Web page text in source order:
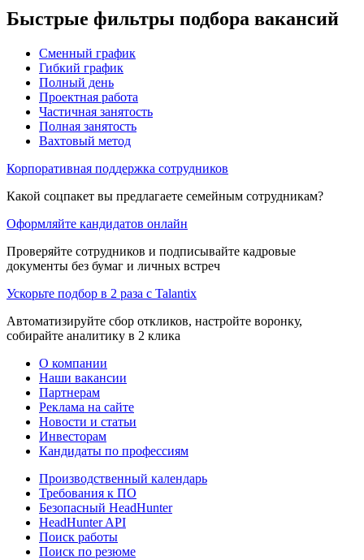
Быстрые фильтры подбора вакансий
Сменный график
Гибкий график
Полный день
Проектная работа
Частичная занятость
Полная занятость
Вахтовый метод
Корпоративная поддержка сотрудников
Какой соцпакет вы предлагаете семейным сотрудникам?
Оформляйте кандидатов онлайн
Проверяйте сотрудников и подписывайте кадровые
документы без бумаг и личных встреч
Ускорьте подбор в 2 раза с Talantix
Автоматизируйте сбор откликов, настройте воронку,
собирайте аналитику в 2 клика
О компании
Наши вакансии
Партнерам
Реклама на сайте
Новости и статьи
Инвесторам
Кандидаты по профессиям
Производственный календарь
Требования к ПО
Безопасный HeadHunter
HeadHunter API
Поиск работы
Поиск по резюме